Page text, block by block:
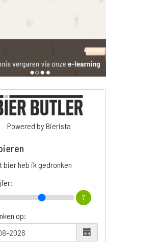
Powered by Bierista
bier heb ik gedronken
7
op: